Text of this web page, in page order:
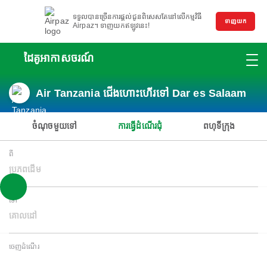
ទទួលបានច្រើនការផ្តល់ជូនពិសេសតែនៅលើកម្មវិធី
Airpaz។ ទាញយកឥឡូវនេះ!
ទាញយក
ដៃគូអាកាសចរណ៍
Air Tanzania ជើងហោះហើរទៅ Dar es Salaam
ចំណុចមួយទៅ ការធ្វើដំណើរជុំ ពហុទីក្រុង
ពី
ប្រភពដើម
ទៅ
គោលដៅ
ចេញដំណើរ